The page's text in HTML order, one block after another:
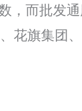
，而批发
花旗集团